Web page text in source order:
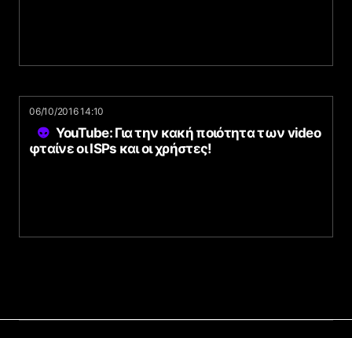
06/10/2016 14:10
YouTube: Για την κακή ποιότητα των video
φταίνε οι ISPs και οι χρήστες!